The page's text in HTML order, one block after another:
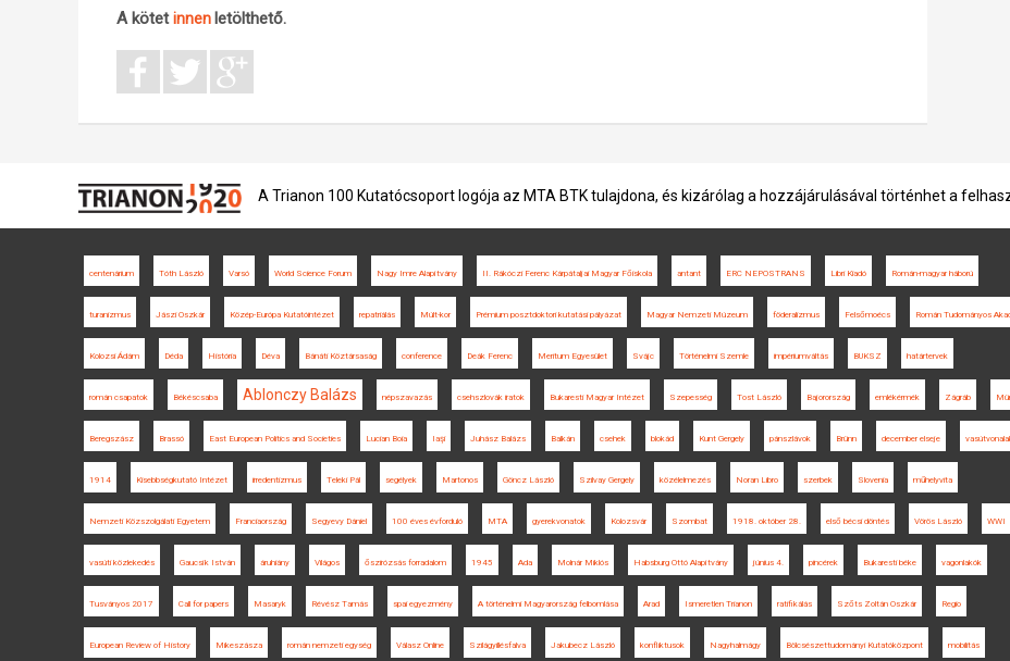
A kötetinnen letölthető.
A Trianon 100 Kutatócsoport logója az MTA BTK tulajdona, és kizárólag a hozzájárulásával történhet a
centenárium Tóth László Varsó World Science Forum Nagy Imre Alapítvány II. Rákóczi Ferenc Kárpátaljai Magyar Főiskola antant ERC NEPOSTRANS Libri Kiadó Román-magyar háború
turanizmus Jászi Oszkár Közép-Európa Kutatóintézet repatriálás Múlt-kor Prémium posztdoktori kutatási pályázat Magyar Nemzeti Múzeum föderalizmus Felsőmoécs Román Tudományos
Kolozsi Ádám Déda História Déva Bánáti Köztársaság conference Deák Ferenc Meritum Egyesület Svájc Történelmi Szemle impériumváltás BUKSZ határtervek
román csapatok Békéscsaba Ablonczy Balázs népszavazás csehszlovák iratok Bukaresti Magyar Intézet Szepesség Tost László Bajorország emlékérmék Zágráb
Beregszász Brassó East European Politics and Societies Lucian Boia Iaşi Juhász Balázs Balkán csehek blokád Kunt Gergely pánszlávok Brünn december elseje
1914 Kisebbségkutató Intézet irredentizmus Teleki Pál segélyek Martonos Göncz László Szilvay Gergely közélelmezés Noran Libro szerbek Slovenia műhelyvita
Nemzeti Közszolgálati Egyetem Franciaország Segyevy Dániel 100 éves évforduló MTA gyerekvonatok Kolozsvár Szombat 1918. október 28. első bécsi döntés Vörös László WWI
vasúti közlekedés Gaucsík István áruhiány Világos őszirózsás forradalom 1945 Ada Molnár Miklós Habsburg Ottó Alapítvány június 4. pincérek Bukaresti béke vagonlakók
Tusványos 2017 Call for papers Masaryk Révész Tamás spai egyezmény A történelmi Magyarország felbomlása Arad Ismeretlen Trianon ratifikálás Szőts Zoltán Oszkár Regio
European Review of History Mikeszásza román nemzeti egység Válasz Online Szilágyillésfalva Jakubecz László konfliktusok Nagyhalmágy Bölcsészettudományi Kutatóközpont mobilitás